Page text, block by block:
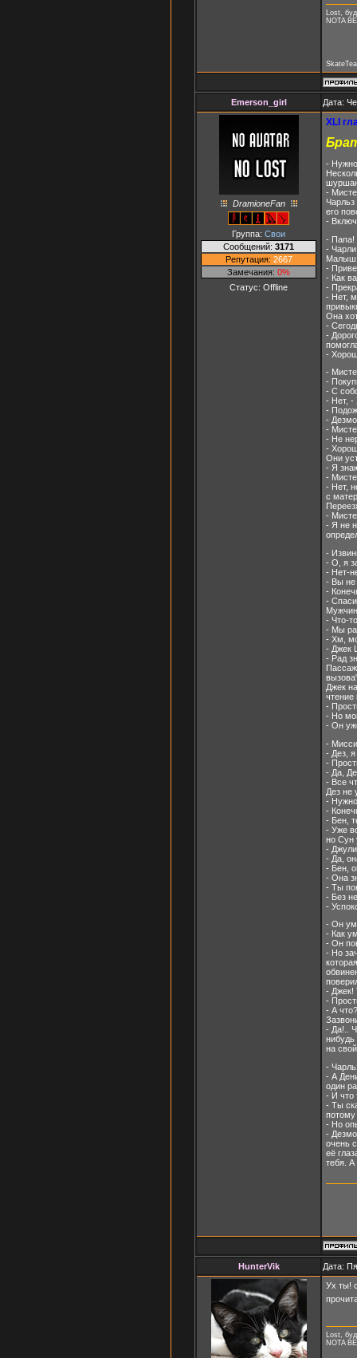
Lost,
NOTA
Emerson_girl Дата:
DramioneFan
Группа: Свои
Сообщений: 3171
Репутация: 2667
Замечания: 0%
Статус: Offline
XLI
-
-
его
-
- Папа!
-
Малыш
-
- Как
-
- Нет,
Она
-
-
-
-
-
- С
- Нет, -
-
-
-
- Не
-
Они
- Я
-
- Нет,
с
-
- Я не
-
- О, я
- Нет-
- Вы не
-
-
- Что-
- Мы
- Хм,
- Джек
- Рад
Джек
чтение
-
- Но
- Он
-
- Дез, я
-
- Да,
- Все
Дез не
-
-
- Бен,
- Уже
но Сун
-
- Да,
- Бен,
- Она
- Ты
- Без
-
- Он
- Как
- Он
- Но
- Джек!
-
- А
- Да!..
нибудь
на
-
- А
один
- И что
- Ты
потому
- Но
-
очень
её
тебя.
HunterVik Дата:
Ух ты!
Lost,
NOTA